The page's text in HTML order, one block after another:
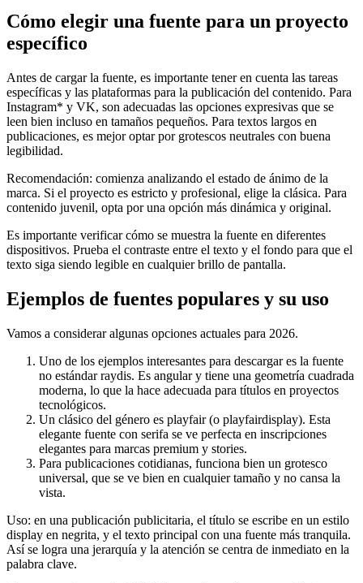
Cómo elegir una fuente para un proyecto
específico
Antes de cargar la fuente, es importante tener en cuenta las tareas
específicas y las plataformas para la publicación del contenido. Para
Instagram* y VK, son adecuadas las opciones expresivas que se
leen bien incluso en tamaños pequeños. Para textos largos en
publicaciones, es mejor optar por grotescos neutrales con buena
legibilidad.
Recomendación: comienza analizando el estado de ánimo de la
marca. Si el proyecto es estricto y profesional, elige la clásica. Para
contenido juvenil, opta por una opción más dinámica y original.
Es importante verificar cómo se muestra la fuente en diferentes
dispositivos. Prueba el contraste entre el texto y el fondo para que el
texto siga siendo legible en cualquier brillo de pantalla.
Ejemplos de fuentes populares y su uso
Vamos a considerar algunas opciones actuales para 2026.
Uno de los ejemplos interesantes para descargar es la fuente
no estándar raydis. Es angular y tiene una geometría cuadrada
moderna, lo que la hace adecuada para títulos en proyectos
tecnológicos.
Un clásico del género es playfair (o playfairdisplay). Esta
elegante fuente con serifa se ve perfecta en inscripciones
elegantes para marcas premium y stories.
Para publicaciones cotidianas, funciona bien un grotesco
universal, que se ve bien en cualquier tamaño y no cansa la
vista.
Uso: en una publicación publicitaria, el título se escribe en un estilo
display en negrita, y el texto principal con una fuente más tranquila.
Así se logra una jerarquía y la atención se centra de inmediato en la
palabra clave.